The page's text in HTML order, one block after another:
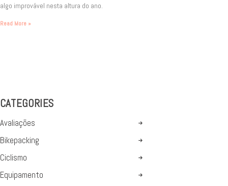
algo improvável nesta altura do ano.
Read More »
CATEGORIES
Avaliações
Bikepacking
Ciclismo
Equipamento